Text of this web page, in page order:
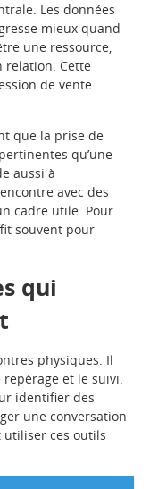
Les données
mieux quand
une ressource,
relation. Cette
de vente
que la prise de
pertinentes qu’une
aussi à
avec des
cadre utile. Pour
souvent pour
qui
physiques. Il
et le suivi.
identifier des
une conversation
utiliser ces outils